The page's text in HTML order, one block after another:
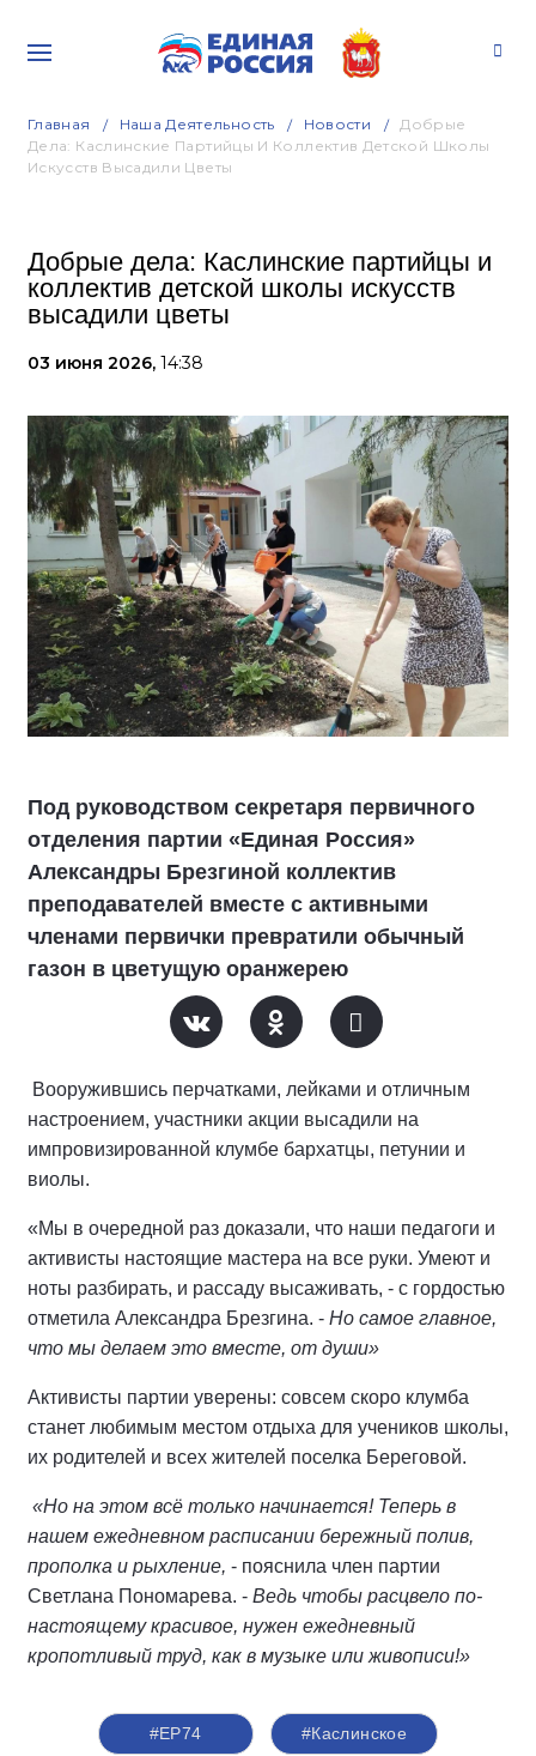
Главная Наша Деятельность Новости
Добрые
Дела: Каслинские Партийцы И Коллектив Детской Школы
Искусств Высадили Цветы
Добрые дела: Каслинские партийцы и
коллектив детской школы искусств
высадили цветы
03 июня 2026, 14:38
Под руководством секретаря первичного
отделения партии «Единая Россия»
Александры Брезгиной коллектив
преподавателей вместе с активными
членами первички превратили обычный
газон в цветущую оранжерею
Вооружившись перчатками, лейками и отличным
настроением, участники акции высадили на
импровизированной клумбе бархатцы, петунии и
виолы.
«Мы в очередной раз доказали, что наши педагоги и
активисты настоящие мастера на все руки. Умеют и
ноты разбирать, и рассаду высаживать, - с гордостью
отметила Александра Брезгина. - Но самое главное,
что мы делаем это вместе, от души»
Активисты партии уверены: совсем скоро клумба
станет любимым местом отдыха для учеников школы,
их родителей и всех жителей поселка Береговой.
«Но на этом всё только начинается! Теперь в
нашем ежедневном расписании бережный полив,
прополка и рыхление, - пояснила член партии
Светлана Пономарева. - Ведь чтобы расцвело по-
настоящему красивое, нужен ежедневный
кропотливый труд, как в музыке или живописи!»
#ЕР74 #Каслинское